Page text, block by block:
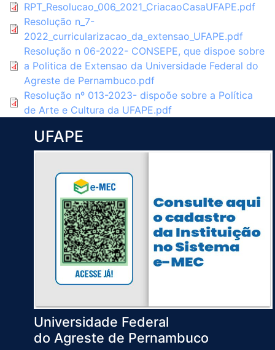
RPT_Resolucao_006_2021_CriacaoCasaUFAPE.pdf
Resolução n_7-
2022_curricularizacao_da_extensao_UFAPE.pdf
Resolução n 06-2022- CONSEPE, que dispoe sobre
a Politica de Extensao da Universidade Federal do
Agreste de Pernambuco.pdf
Resolução nº 013-2023- dispoõe sobre a Política
de Arte e Cultura da UFAPE.pdf
UFAPE
Universidade Federal
do Agreste de Pernambuco